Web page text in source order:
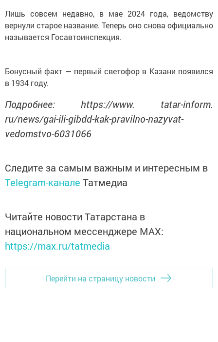
Лишь совсем недавно, в мае 2024 года, ведомству
вернули старое название. Теперь оно снова официально
называется Госавтоинспекция.
Бонусный факт — первый светофор в Казани появился
в 1934 году.
Подробнее: https://www. tatar-inform.
ru/news/gai-ili-gibdd-kak-pravilno-nazyvat-
vedomstvo-6031066
Следите за самым важным и интересным в
Telegram-канале Татмедиа
Читайте новости Татарстана в
национальном мессенджере MАХ:
https://max.ru/tatmedia
Перейти на страницу новости